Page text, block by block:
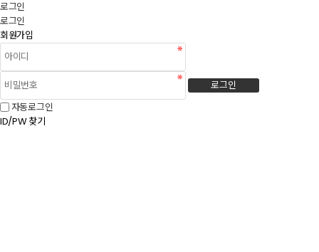
로그인
로그인
회원가입
로그인
자동로그인
ID/PW 찾기